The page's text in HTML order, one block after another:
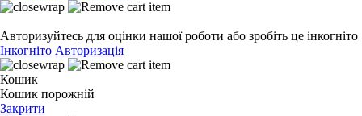
Авторизуйтесь для оцінки нашої роботи або зробіть це інкогніто
Інкогніто Авторизація
Кошик
Кошик порожній
Закрити